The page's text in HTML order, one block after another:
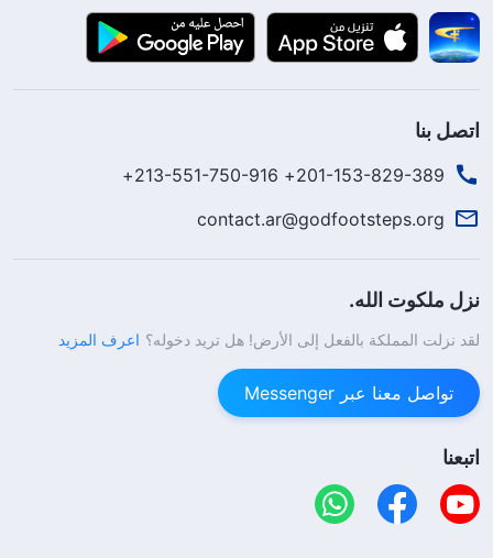
اتصل بنا
201-153-829-389+ 213-551-750-916+
contact.ar@godfootsteps.org
نزل ملكوت الله.
لقد نزلت المملكة بالفعل إلى الأرض! هل تريد دخوله؟ اعرف المزيد
تواصل معنا عبر Messenger
اتبعنا